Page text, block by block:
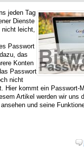
jeden Tag
Dienste
nicht leicht,
Passwort
das
Konten
Passwort
nicht
Hier kommt ein Passwort-
Artikel werden wir uns
und seine